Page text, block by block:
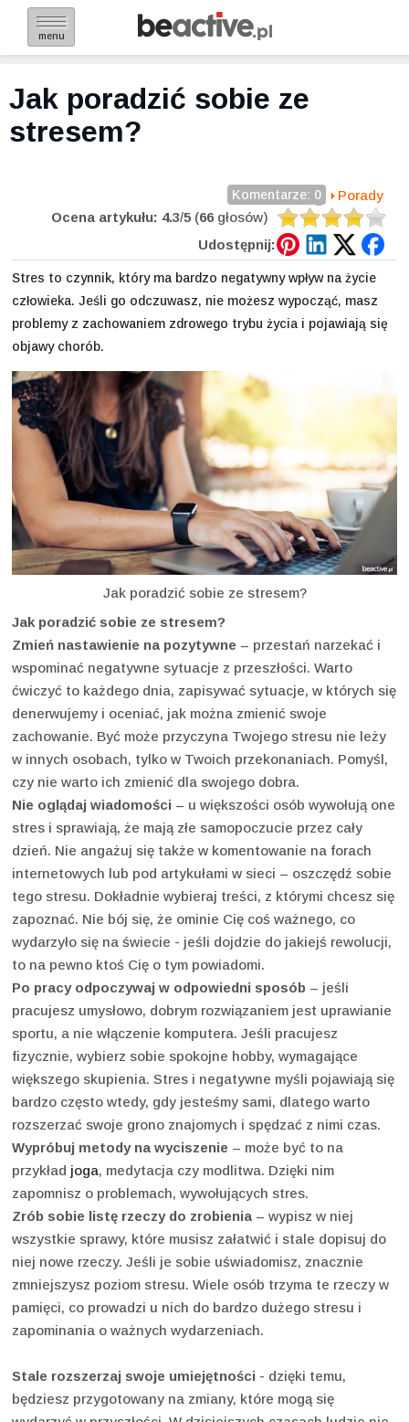
menu
Jak poradzić sobie ze
stresem?
Porady
Komentarze: 0
Ocena artykułu: 4.3/5 (66 głosów)
Udostępnij:
Stres to czynnik, który ma bardzo negatywny wpływ na życie
człowieka. Jeśli go odczuwasz, nie możesz wypocząć, masz
problemy z zachowaniem zdrowego trybu życia i pojawiają się
objawy chorób.
Jak poradzić sobie ze stresem?
Jak poradzić sobie ze stresem?
Zmień nastawienie na pozytywne – przestań narzekać i
wspominać negatywne sytuacje z przeszłości. Warto
ćwiczyć to każdego dnia, zapisywać sytuacje, w których się
denerwujemy i oceniać, jak można zmienić swoje
zachowanie. Być może przyczyna Twojego stresu nie leży
w innych osobach, tylko w Twoich przekonaniach. Pomyśl,
czy nie warto ich zmienić dla swojego dobra.
Nie oglądaj wiadomości – u większości osób wywołują one
stres i sprawiają, że mają złe samopoczucie przez cały
dzień. Nie angażuj się także w komentowanie na forach
internetowych lub pod artykułami w sieci – oszczędź sobie
tego stresu. Dokładnie wybieraj treści, z którymi chcesz się
zapoznać. Nie bój się, że ominie Cię coś ważnego, co
wydarzyło się na świecie - jeśli dojdzie do jakiejś rewolucji,
to na pewno ktoś Cię o tym powiadomi.
Po pracy odpoczywaj w odpowiedni sposób – jeśli
pracujesz umysłowo, dobrym rozwiązaniem jest uprawianie
sportu, a nie włączenie komputera. Jeśli pracujesz
fizycznie, wybierz sobie spokojne hobby, wymagające
większego skupienia. Stres i negatywne myśli pojawiają się
bardzo często wtedy, gdy jesteśmy sami, dlatego warto
rozszerzać swoje grono znajomych i spędzać z nimi czas.
Wypróbuj metody na wyciszenie – może być to na
przykład joga, medytacja czy modlitwa. Dzięki nim
zapomnisz o problemach, wywołujących stres.
Zrób sobie listę rzeczy do zrobienia – wypisz w niej
wszystkie sprawy, które musisz załatwić i stale dopisuj do
niej nowe rzeczy. Jeśli je sobie uświadomisz, znacznie
zmniejszysz poziom stresu. Wiele osób trzyma te rzeczy w
pamięci, co prowadzi u nich do bardzo dużego stresu i
zapominania o ważnych wydarzeniach.
Stale rozszerzaj swoje umiejętności - dzięki temu,
będziesz przygotowany na zmiany, które mogą się